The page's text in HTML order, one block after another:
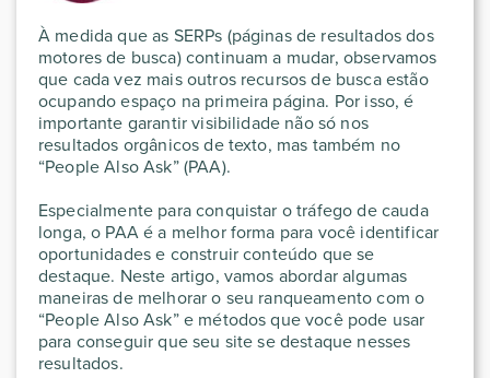
À medida que as SERPs (páginas de resultados dos
motores de busca) continuam a mudar, observamos
que cada vez mais outros recursos de busca estão
ocupando espaço na primeira página. Por isso, é
importante garantir visibilidade não só nos
resultados orgânicos de texto, mas também no
“People Also Ask” (PAA).
Especialmente para conquistar o tráfego de cauda
longa, o PAA é a melhor forma para você identificar
oportunidades e construir conteúdo que se
destaque. Neste artigo, vamos abordar algumas
maneiras de melhorar o seu ranqueamento com o
“People Also Ask” e métodos que você pode usar
para conseguir que seu site se destaque nesses
resultados.